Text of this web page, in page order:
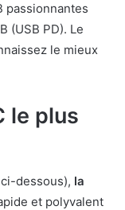
passionnantes
(USB PD). Le
le mieux
le plus
dessous), la
et polyvalent